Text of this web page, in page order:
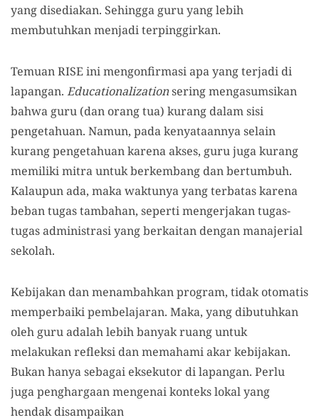
yang disediakan. Sehingga guru yang lebih
membutuhkan menjadi terpinggirkan.
Temuan RISE ini mengonfirmasi apa yang terjadi di
lapangan. Educationalizationsering mengasumsikan
bahwa guru (dan orang tua) kurang dalam sisi
pengetahuan. Namun, pada kenyataannya selain
kurang pengetahuan karena akses, guru juga kurang
memiliki mitra untuk berkembang dan bertumbuh.
Kalaupun ada, maka waktunya yang terbatas karena
beban tugas tambahan, seperti mengerjakan tugas-
tugas administrasi yang berkaitan dengan manajerial
sekolah.
Kebijakan dan menambahkan program, tidak otomatis
memperbaiki pembelajaran. Maka, yang dibutuhkan
oleh guru adalah lebih banyak ruang untuk
melakukan refleksi dan memahami akar kebijakan.
Bukan hanya sebagai eksekutor di lapangan. Perlu
juga penghargaan mengenai konteks lokal yang
hendak disampaikan